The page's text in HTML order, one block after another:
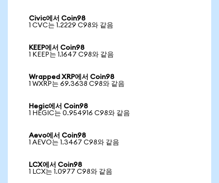
Civic에서 Coin98
1 CVC는 1.2229 C98와 같음
KEEP에서 Coin98
1 KEEP는 1.1647 C98와 같음
Wrapped XRP에서 Coin98
1 WXRP는 69.3638 C98와 같음
Hegic에서 Coin98
1 HEGIC는 0.954916 C98와 같음
Aevo에서 Coin98
1 AEVO는 1.3467 C98와 같음
LCX에서 Coin98
1 LCX는 1.0977 C98와 같음